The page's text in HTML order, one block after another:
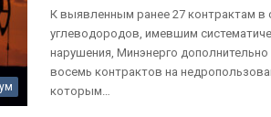
К выявленным ранее 27 контрактам в
углеводородов, имевшим
нарушения, Минэнерго
восемь контрактов на
которым…